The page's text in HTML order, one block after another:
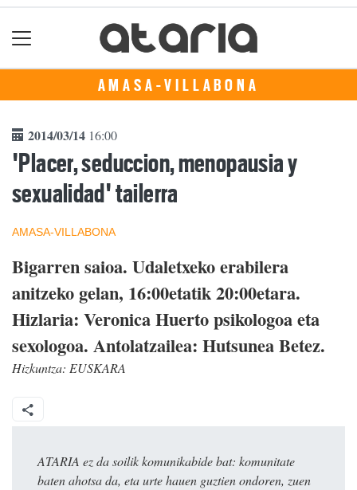
AMASA-VILLABONA
2014/03/14 16:00
'Placer, seduccion, menopausia y
sexualidad' tailerra
AMASA-VILLABONA
Bigarren saioa. Udaletxeko erabilera
anitzeko gelan, 16:00etatik 20:00etara.
Hizlaria: Veronica Huerto psikologoa eta
sexologoa. Antolatzailea: Hutsunea Betez.
Hizkuntza: EUSKARA
ATARIA ez da soilik komunikabide bat: komunitate
baten ahotsa da, eta urte hauen guztien ondoren, zuen